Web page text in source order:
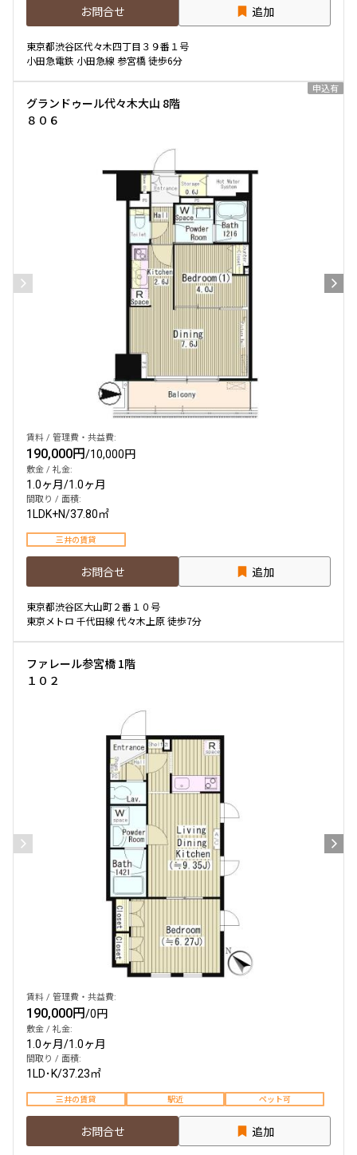
お問合せ 追加
東京都渋谷区代々木四丁目３９番１号
小田急電鉄 小田急線 参宮橋 徒歩6分
グランドゥール代々木大山 8階
８０６
申込有
賃料 / 管理費・共益費:
190,000円/10,000円
敷金 / 礼金:
1.0ヶ月/1.0ヶ月
間取り / 面積:
1LDK+N/37.80㎡
三井の賃貸
お問合せ 追加
東京都渋谷区大山町２番１０号
東京メトロ 千代田線 代々木上原 徒歩7分
ファレール参宮橋 1階
１０２
賃料 / 管理費・共益費:
190,000円/0円
敷金 / 礼金:
1.0ヶ月/1.0ヶ月
間取り / 面積:
1LD･K/37.23㎡
三井の賃貸 駅近 ペット可
お問合せ 追加